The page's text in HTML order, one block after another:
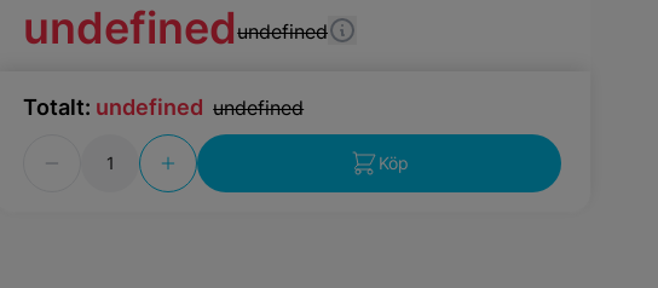
Totalt: undefined undefined
Köp
undefinedundefined